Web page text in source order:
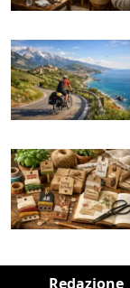
Redazione